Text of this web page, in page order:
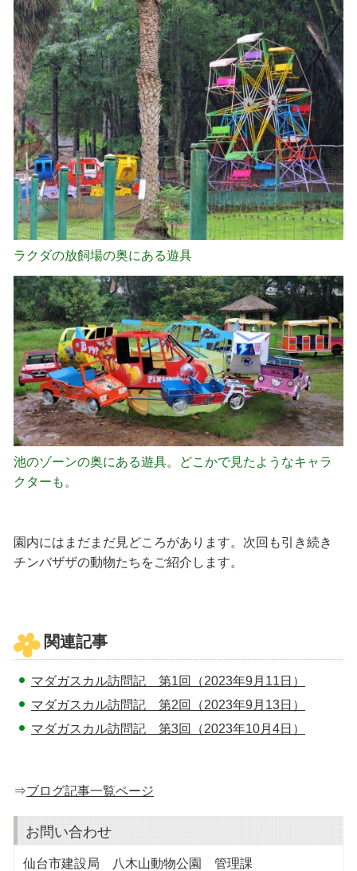
ラクダの放飼場の奥にある遊具
池のゾーンの奥にある遊具。どこかで見たようなキャラ
クターも。
園内にはまだまだ見どころがあります。次回も引き続き
チンバザザの動物たちをご紹介します。
関連記事
マダガスカル訪問記 第1回（2023年9月11日）
マダガスカル訪問記 第2回（2023年9月13日）
マダガスカル訪問記 第3回（2023年10月4日）
⇒ブログ記事一覧ページ
お問い合わせ
仙台市建設局 八木山動物公園 管理課